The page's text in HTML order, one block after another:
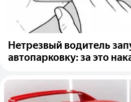
Нетрезвый водитель
автопарковку: за это